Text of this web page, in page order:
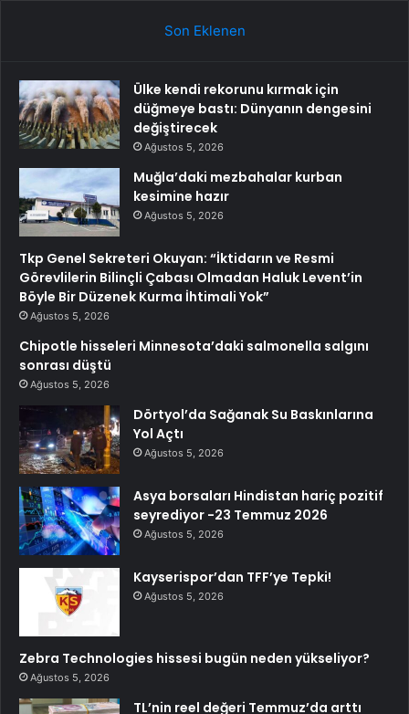
Son Eklenen
Ülke kendi rekorunu kırmak için
düğmeye bastı: Dünyanın dengesini
değiştirecek
Ağustos 5, 2026
Muğla’daki mezbahalar kurban
kesimine hazır
Ağustos 5, 2026
Tkp Genel Sekreteri Okuyan: “İktidarın ve Resmi
Görevlilerin Bilinçli Çabası Olmadan Haluk Levent’in
Böyle Bir Düzenek Kurma İhtimali Yok”
Ağustos 5, 2026
Chipotle hisseleri Minnesota’daki salmonella salgını
sonrası düştü
Ağustos 5, 2026
Dörtyol’da Sağanak Su Baskınlarına
Yol Açtı
Ağustos 5, 2026
Asya borsaları Hindistan hariç pozitif
seyrediyor -23 Temmuz 2026
Ağustos 5, 2026
Kayserispor’dan TFF’ye Tepki!
Ağustos 5, 2026
Zebra Technologies hissesi bugün neden yükseliyor?
Ağustos 5, 2026
TL’nin reel değeri Temmuz’da arttı